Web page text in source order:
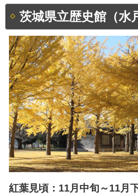
茨城県立歴史館（水
紅葉見頃：11月中旬～11月